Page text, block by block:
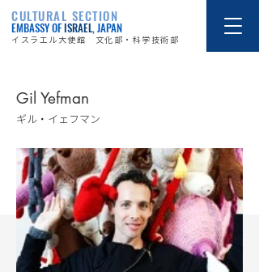
CULTURAL SECTION
EMBASSY OFISRAEL, JAPAN
イスラエル大使館 文化部・科学技術部
Gil Yefman
ギル・イェフマン